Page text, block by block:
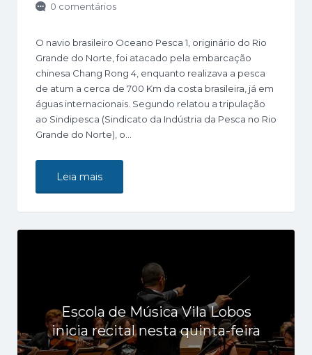
0 comentários
O navio brasileiro Oceano Pesca 1, originário do Rio
Grande do Norte, foi atacado pela embarcação
chinesa Chang Rong 4, enquanto realizava a pesca
de atum a cerca de 700 Km da costa brasileira, já em
águas internacionais. Segundo relatou a tripulação
ao Sindipesca (Sindicato da Indústria da Pesca no Rio
Grande do Norte), o…
Leia mais
Escola de Música Vila Lobos
inicia recital nesta quinta-feira